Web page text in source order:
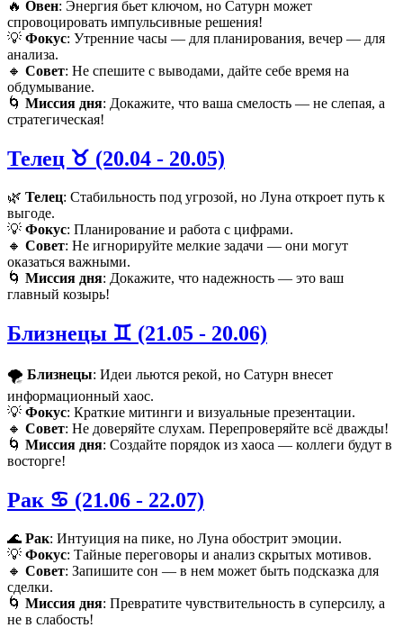
🔥 Овен: Энергия бьет ключом, но Сатурн может
спровоцировать импульсивные решения!
💡 Фокус: Утренние часы — для планирования, вечер — для
анализа.
🔸 Совет: Не спешите с выводами, дайте себе время на
обдумывание.
🌀 Миссия дня: Докажите, что ваша смелость — не слепая, а
стратегическая!
Телец ♉️ (20.04 - 20.05)
🌿 Телец: Стабильность под угрозой, но Луна откроет путь к
выгоде.
💡 Фокус: Планирование и работа с цифрами.
🔸 Совет: Не игнорируйте мелкие задачи — они могут
оказаться важными.
🌀 Миссия дня: Докажите, что надежность — это ваш
главный козырь!
Близнецы ♊️ (21.05 - 20.06)
🌪️ Близнецы: Идеи льются рекой, но Сатурн внесет
информационный хаос.
💡 Фокус: Краткие митинги и визуальные презентации.
🔸 Совет: Не доверяйте слухам. Перепроверяйте всё дважды!
🌀 Миссия дня: Создайте порядок из хаоса — коллеги будут в
восторге!
Рак ♋️ (21.06 - 22.07)
🌊 Рак: Интуиция на пике, но Луна обострит эмоции.
💡 Фокус: Тайные переговоры и анализ скрытых мотивов.
🔸 Совет: Запишите сон — в нем может быть подсказка для
сделки.
🌀 Миссия дня: Превратите чувствительность в суперсилу, а
не в слабость!